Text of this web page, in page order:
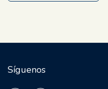
Síguenos